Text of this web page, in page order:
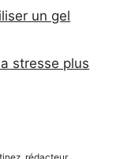
un gel
stresse plus